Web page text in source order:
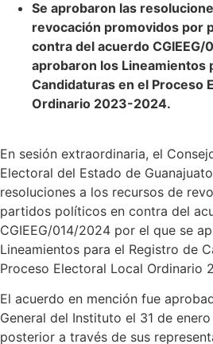
Se aprobaron las
revocación promovidos por
contra del acuerdo
aprobaron los Lineamientos
Candidaturas en el Proceso
Ordinario 2023-2024.
En sesión extraordinaria, el
Electoral del Estado de
resoluciones a los recursos de
partidos políticos en contra del
CGIEEG/014/2024 por el que se
Lineamientos para el Registro de
Proceso Electoral Local Ordinario
El acuerdo en mención fue
General del Instituto el 31 de
posterior a través de sus